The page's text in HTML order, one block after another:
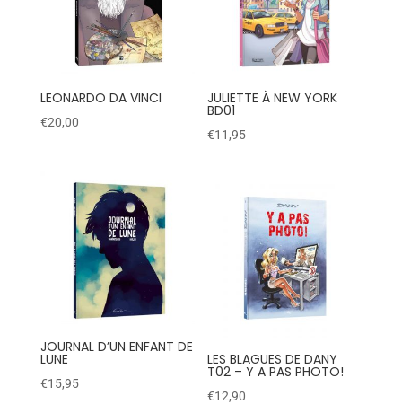
LEONARDO DA VINCI
€20,00
JULIETTE À NEW YORK
BD01
€11,95
JOURNAL D’UN ENFANT DE
LUNE
€15,95
LES BLAGUES DE DANY
T02 – Y A PAS PHOTO!
€12,90